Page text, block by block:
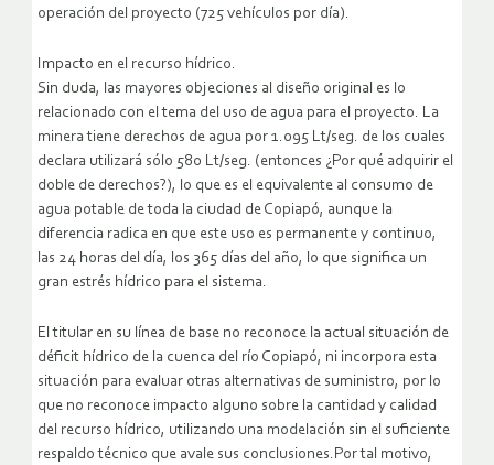
operación del proyecto (725 vehículos por día).
Impacto en el recurso hídrico.
Sin duda, las mayores objeciones al diseño original es lo
relacionado con el tema del uso de agua para el proyecto. La
minera tiene derechos de agua por 1.095 Lt/seg. de los cuales
declara utilizará sólo 580 Lt/seg. (entonces ¿Por qué adquirir el
doble de derechos?), lo que es el equivalente al consumo de
agua potable de toda la ciudad de Copiapó, aunque la
diferencia radica en que este uso es permanente y continuo,
las 24 horas del día, los 365 días del año, lo que significa un
gran estrés hídrico para el sistema.
El titular en su línea de base no reconoce la actual situación de
déficit hídrico de la cuenca del río Copiapó, ni incorpora esta
situación para evaluar otras alternativas de suministro, por lo
que no reconoce impacto alguno sobre la cantidad y calidad
del recurso hídrico, utilizando una modelación sin el suficiente
respaldo técnico que avale sus conclusiones.Por tal motivo,